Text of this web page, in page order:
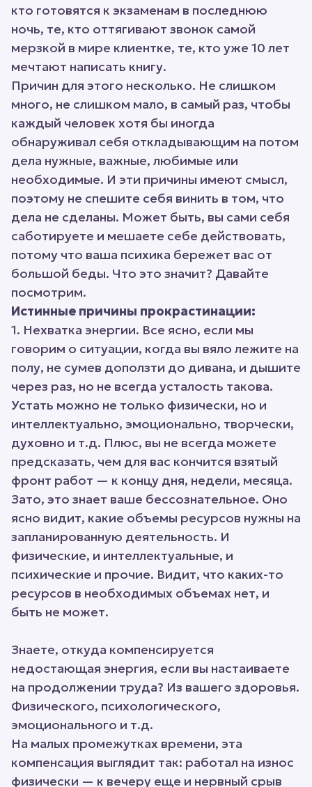
кто готовятся к экзаменам в последнюю
ночь, те, кто оттягивают звонок самой
мерзкой в мире клиентке, те, кто уже 10 лет
мечтают написать книгу.
Причин для этого несколько. Не слишком
много, не слишком мало, в самый раз, чтобы
каждый человек хотя бы иногда
обнаруживал себя откладывающим на потом
дела нужные, важные, любимые или
необходимые. И эти причины имеют смысл,
поэтому не спешите себя винить в том, что
дела не сделаны. Может быть, вы сами себя
саботируете и мешаете себе действовать,
потому что ваша психика бережет вас от
большой беды. Что это значит? Давайте
посмотрим.
Истинные причины прокрастинации:
1. Нехватка энергии. Все ясно, если мы
говорим о ситуации, когда вы вяло лежите на
полу, не сумев доползти до дивана, и дышите
через раз, но не всегда усталость такова.
Устать можно не только физически, но и
интеллектуально, эмоционально, творчески,
духовно и т.д. Плюс, вы не всегда можете
предсказать, чем для вас кончится взятый
фронт работ — к концу дня, недели, месяца.
Зато, это знает ваше бессознательное. Оно
ясно видит, какие объемы ресурсов нужны на
запланированную деятельность. И
физические, и интеллектуальные, и
психические и прочие. Видит, что каких-то
ресурсов в необходимых объемах нет, и
быть не может.
Знаете, откуда компенсируется
недостающая энергия, если вы настаиваете
на продолжении труда? Из вашего здоровья.
Физического, психологического,
эмоционального и т.д.
На малых промежутках времени, эта
компенсация выглядит так: работал на износ
физически — к вечеру еще и нервный срыв